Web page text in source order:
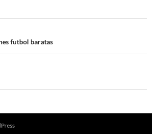
futbol baratas